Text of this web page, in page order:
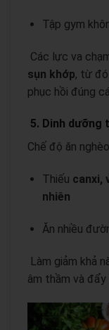
Tập gym
Các lực va
sụn khớp, từ
phục hồi đúng
5. Dinh dưỡng
Chế độ ăn
Thiếu canxi,
nhiên
Ăn nhiều
Làm giảm khả
âm thầm và đẩy